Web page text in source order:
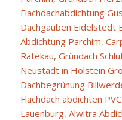
Flachdachabdichtung
Dachgauben Eidelstedt
Abdichtung Parchim,
Ratekau, Gründach
Neustadt in Holstein
Dachbegrünung
Flachdach abdichten
Lauenburg, Alwitra